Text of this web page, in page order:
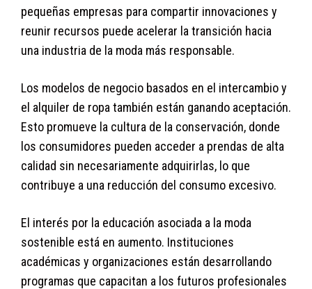
pequeñas empresas para compartir innovaciones y
reunir recursos puede acelerar la transición hacia
una industria de la moda más responsable.
Los modelos de negocio basados en el intercambio y
el alquiler de ropa también están ganando aceptación.
Esto promueve la cultura de la conservación, donde
los consumidores pueden acceder a prendas de alta
calidad sin necesariamente adquirirlas, lo que
contribuye a una reducción del consumo excesivo.
El interés por la educación asociada a la moda
sostenible está en aumento. Instituciones
académicas y organizaciones están desarrollando
programas que capacitan a los futuros profesionales